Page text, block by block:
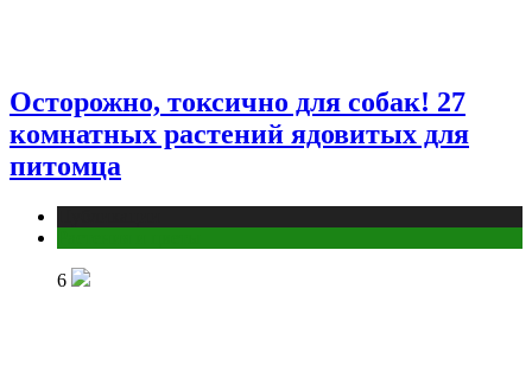
Осторожно, токсично для собак! 27
комнатных растений ядовитых для
питомца
6